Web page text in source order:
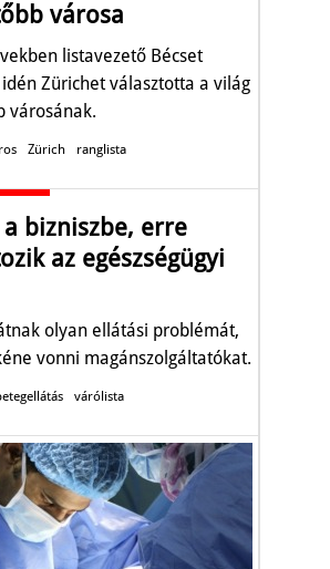
városa
listavezető Bécset
Zürichet választotta a világ
városának.
Zürich ranglista
a bizniszbe, erre
az egészségügyi
olyan ellátási problémát,
vonni magánszolgáltatókat.
várólista